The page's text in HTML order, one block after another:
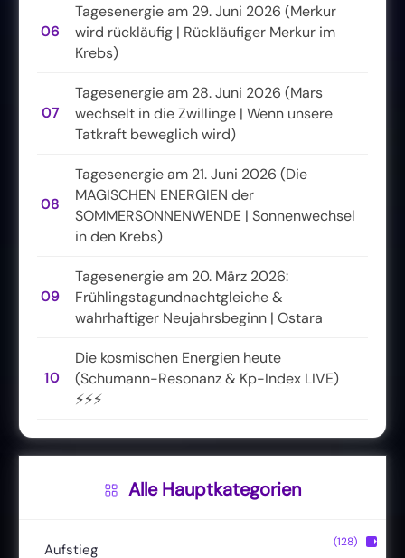
06
Tagesenergie am 29. Juni 2026 (Merkur
wird rückläufig | Rückläufiger Merkur im
Krebs)
07
Tagesenergie am 28. Juni 2026 (Mars
wechselt in die Zwillinge | Wenn unsere
Tatkraft beweglich wird)
08
Tagesenergie am 21. Juni 2026 (Die
MAGISCHEN ENERGIEN der
SOMMERSONNENWENDE | Sonnenwechsel
in den Krebs)
09
Tagesenergie am 20. März 2026:
Frühlingstagundnachtgleiche &
wahrhaftiger Neujahrsbeginn | Ostara
10
Die kosmischen Energien heute
(Schumann-Resonanz & Kp-Index LIVE)
⚡⚡⚡
Alle Hauptkategorien
Aufstieg (128) ▶